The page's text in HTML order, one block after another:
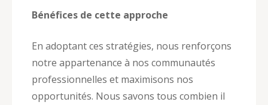
Bénéfices de cette approche
En adoptant ces stratégies, nous renforçons
notre appartenance à nos communautés
professionnelles et maximisons nos
opportunités. Nous savons tous combien il